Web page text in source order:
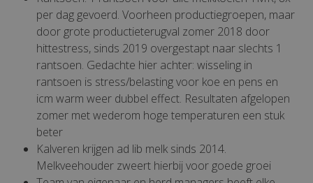
per dag gevoerd. Voorheen productiegroepen, maar
door grote productieterugval zomer 2018 door
hittestress, sinds 2019 overgestapt naar slechts 1
rantsoen. Gedachte hier achter: wisseling in
rantsoen is stress/belasting voor koe en pens en
icm warm weer dubbel effect. Resultaten afgelopen
zomer met wederom hoge temperaturen een stuk
beter
Kalveren krijgen ad lib melk sinds 2014.
Melkveehouder zweert hierbij voor goede groei